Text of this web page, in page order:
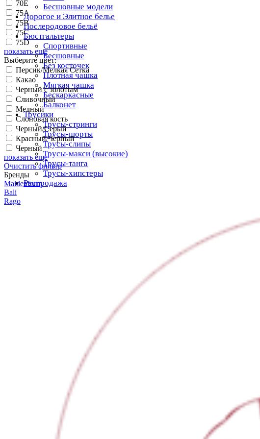
Бесшовные модели
Дорогое и Элитное белье
Послеродовое бельё
Бюстгальтеры
Спортивные
Бесшовные
Без косточек
Плотная чашка
Мягкая чашка
Бескаркасные
Балконет
Трусики
Трусы-стринги
Трусы-шорты
Трусы-слипы
Трусы-макси (высокие)
Трусы-танга
Трусы-хипстеры
Распродажа
70E
75A
75B
75C
75D
показать еще
Выберите цвет:
Персик/Мелкая Сетка
Какао
Черный с золотым
Сливочный
Медный
Слоновая кость
Черный/Серый
Красный/Черный
Черный
показать еще
Очистить фильтр
Бренды
Maidenform
Bali
Rago